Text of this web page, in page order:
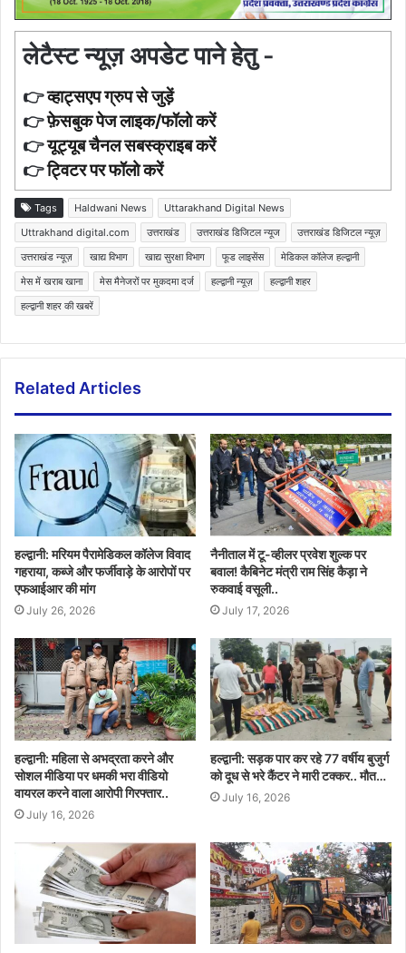
लेटैस्ट न्यूज़ अपडेट पाने हेतु -
👉व्हाट्सएप ग्रुप से जुड़ें
👉फ़ेसबुक पेज लाइक/फॉलो करें
👉यूट्यूब चैनल सबस्क्राइब करें
👉ट्विटर पर फॉलो करें
Tags Haldwani News
Uttarakhand Digital News
Uttrakhand digital.com
उत्तराखंड उत्तराखंड डिजिटल न्यूज
उत्तराखंड डिजिटल न्यूज़
उत्तराखंड न्यूज़
खाद्य विभाग खाद्य सुरक्षा विभाग फूड लाइसेंस
मेडिकल कॉलेज हल्द्वानी
मेस में खराब खाना
मेस मैनेजरों पर मुकदमा दर्ज हल्द्वानी न्यूज़
हल्द्वानी शहर
हल्द्वानी शहर की खबरें
Related Articles
हल्द्वानी: मरियम पैरामेडिकल कॉलेज विवाद
गहराया, कब्जे और फर्जीवाड़े के आरोपों पर
एफआईआर की मांग
July 26, 2026
नैनीताल में टू-व्हीलर प्रवेश शुल्क पर
बवाल! कैबिनेट मंत्री राम सिंह कैड़ा ने
रुकवाई वसूली..
July 17, 2026
हल्द्वानी: महिला से अभद्रता करने और
सोशल मीडिया पर धमकी भरा वीडियो
वायरल करने वाला आरोपी गिरफ्तार..
July 16, 2026
हल्द्वानी: सड़क पार कर रहे 77 वर्षीय बुजुर्ग
को दूध से भरे कैंटर ने मारी टक्कर.. मौत…
July 16, 2026